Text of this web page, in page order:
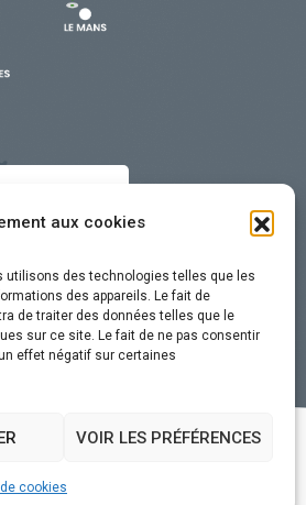
aux cookies
utilisons des technologies telles que les
des appareils. Le fait de
de traiter des données telles que le
sur ce site. Le fait de ne pas consentir
effet négatif sur certaines
VOIR LES PRÉFÉRENCES
cookies